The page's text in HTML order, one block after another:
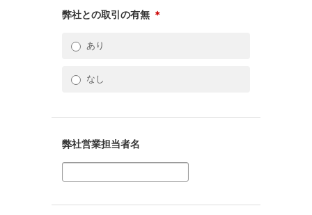
弊社との取引の有無 ＊
あり
なし
弊社営業担当者名